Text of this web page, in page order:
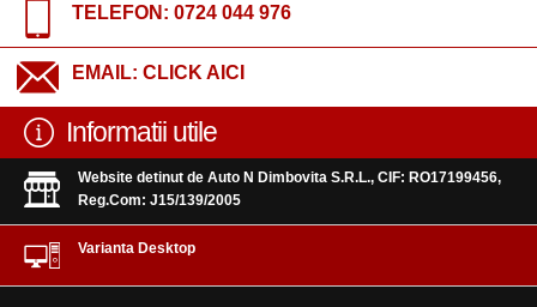
TELEFON: 0724 044 976
EMAIL: CLICK AICI
Informatii utile
Website detinut de Auto N Dimbovita S.R.L., CIF: RO17199456,
Reg.Com: J15/139/2005
Varianta Desktop